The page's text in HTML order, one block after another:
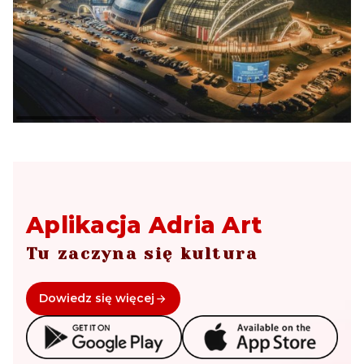
Aplikacja Adria Art
Tu zaczyna się kultura
Dowiedz się więcej